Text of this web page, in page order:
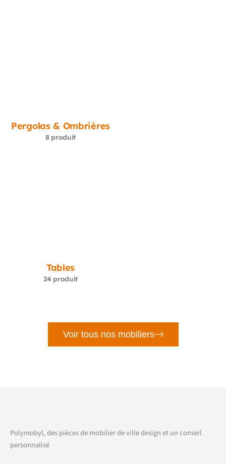
Pergolas & Ombrières
8 produit
Tables
24 produit
Voir tous nos mobiliers
Polymobyl, des pièces de mobilier de ville design et un conseil
personnalisé